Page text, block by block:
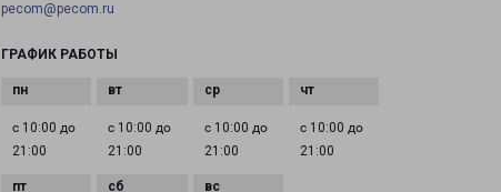
pecom@pecom.ru
ГРАФИК РАБОТЫ
с 10:00 до
21:00
с 10:00 до
21:00
с 10:00 до
21:00
с 10:00 до
21:00